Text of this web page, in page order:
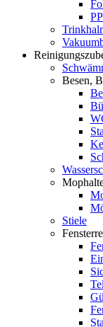
Besen,
Stiele